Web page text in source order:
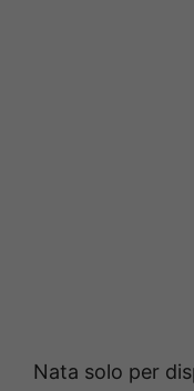
Nata solo per